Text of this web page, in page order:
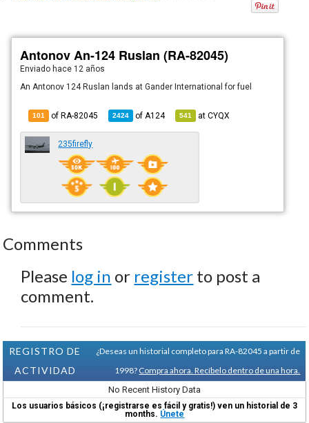
Antonov An-124 Ruslan (RA-82045)
Enviado hace 12 años
An Antonov 124 Ruslan lands at Gander International for fuel
101 of RA-82045 2424 of A124 541 atCYQX
235firefly
Comments
Please log in or register to post a
comment.
REGISTRO DE
ACTIVIDAD
¿Deseas un historial completo para RA-82045 a partir de
1998? Compra ahora. Recíbelo dentro de una hora.
No Recent History Data
Los usuarios básicos (¡registrarse es fácil y gratis!) ven un historial de 3
months. Únete